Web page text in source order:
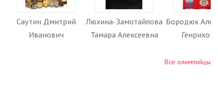
Саутин Дмитрий
Иванович
Люхина-Замотайлова
Тамара Алексеевна
Бородюк
Все олимпийцы